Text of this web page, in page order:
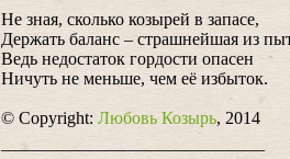
Не зная, сколько козырей в запасе,
Держать баланс – страшнейшая из
Ведь недостаток гордости опасен
Ничуть не меньше, чем её избыток.
© Copyright: Любовь Козырь, 2014
______________________________